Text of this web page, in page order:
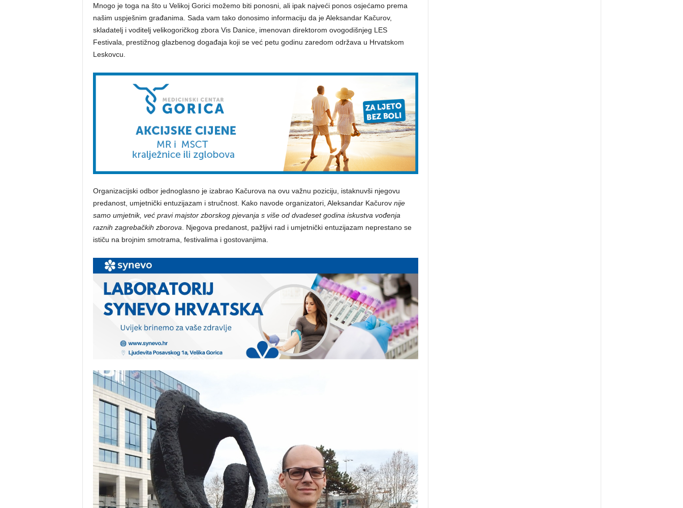
Mnogo je toga na što u Velikoj Gorici možemo biti ponosni, ali ipak najveći ponos osjećamo prema
našim uspješnim građanima. Sada vam tako donosimo informaciju da je Aleksandar Kačurov,
skladatelj i voditelj velikogoričkog zbora Vis Danice, imenovan direktorom ovogodišnjeg LES
Festivala, prestižnog glazbenog događaja koji se već petu godinu zaredom održava u Hrvatskom
Leskovcu.
Organizacijski odbor jednoglasno je izabrao Kačurova na ovu važnu poziciju, istaknuvši njegovu
predanost, umjetnički entuzijazam i stručnost. Kako navode organizatori, Aleksandar Kačurovnije
samo umjetnik, već pravi majstor zborskog pjevanja s više od dvadeset godina iskustva vođenja
raznih zagrebačkih zborova . Njegova predanost, pažljivi rad i umjetnički entuzijazam neprestano se
ističu na brojnim smotrama, festivalima i gostovanjima.